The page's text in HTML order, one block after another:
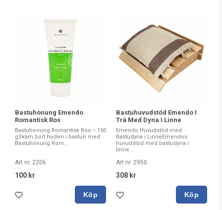
Bastuhonung Emendo
Romantisk Ros
Bastuhonung Romantisk Ros – 150
gSkäm bort huden i bastun med
Bastuhonung Rom...
Art nr. 2206
100 kr
Köp
Bastuhuvudstöd Emendo I
Trä Med Dyna I Linne
Emendo Huvudstöd med
Bastudyna i LinneEmendos
huvudstöd med bastudyna i
linne...
Art nr. 2950
308 kr
Köp